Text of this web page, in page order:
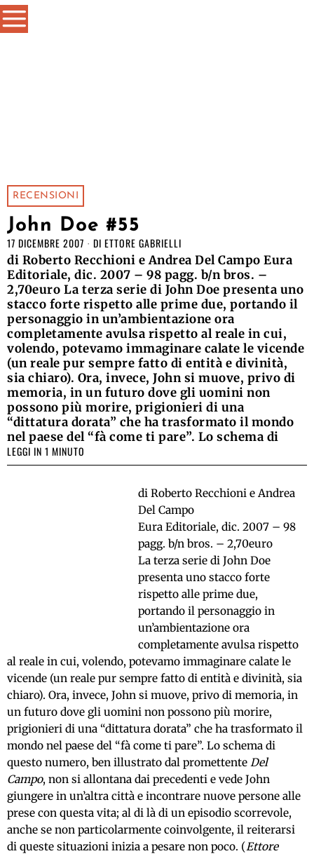
RECENSIONI
John Doe #55
17 DICEMBRE 2007 DI ETTORE GABRIELLI
di Roberto Recchioni e Andrea Del Campo Eura
Editoriale, dic. 2007 – 98 pagg. b/n bros. –
2,70euro La terza serie di John Doe presenta uno
stacco forte rispetto alle prime due, portando il
personaggio in un’ambientazione ora
completamente avulsa rispetto al reale in cui,
volendo, potevamo immaginare calate le vicende
(un reale pur sempre fatto di entità e divinità,
sia chiaro). Ora, invece, John si muove, privo di
memoria, in un futuro dove gli uomini non
possono più morire, prigionieri di una
“dittatura dorata” che ha trasformato il mondo
nel paese del “fà come ti pare”. Lo schema di
LEGGI IN 1 MINUTO
di Roberto Recchioni e Andrea
Del Campo
Eura Editoriale, dic. 2007 – 98
pagg. b/n bros. – 2,70euro
La terza serie di John Doe
presenta uno stacco forte
rispetto alle prime due,
portando il personaggio in
un’ambientazione ora
completamente avulsa rispetto
al reale in cui, volendo, potevamo immaginare calate le
vicende (un reale pur sempre fatto di entità e divinità, sia
chiaro). Ora, invece, John si muove, privo di memoria, in
un futuro dove gli uomini non possono più morire,
prigionieri di una “dittatura dorata” che ha trasformato il
mondo nel paese del “fà come ti pare”. Lo schema di
questo numero, ben illustrato dal promettente Del
Campo, non si allontana dai precedenti e vede John
giungere in un’altra città e incontrare nuove persone alle
prese con questa vita; al di là di un episodio scorrevole,
anche se non particolarmente coinvolgente, il reiterarsi
di queste situazioni inizia a pesare non poco. (Ettore